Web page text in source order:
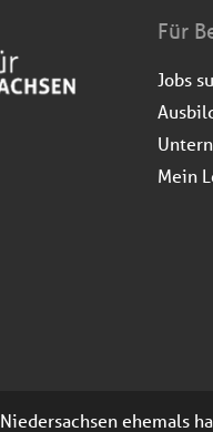
Für
Jobs
Mein
ehemals